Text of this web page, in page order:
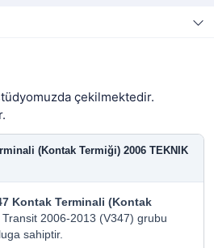
çekilmektedir.
(Kontak Termiği) 2006 TEKNIK
Kontak Terminali (Kontak
Transit 2006-2013 (V347) grubu
sahiptir.